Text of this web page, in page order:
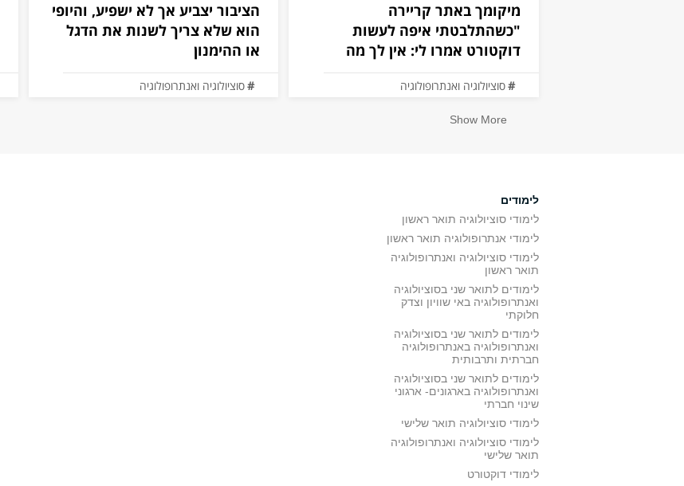
מיקומך באתר קריירה
"כשהתלבטתי איפה לעשות
דוקטורט אמרו לי: אין לך מה
לעשות
סוציולוגיה ואנתרופולוגיה
הציבור יצביע אך לא ישפיע, והיופי
הוא שלא צריך לשנות את הדגל
או ההימנון
סוציולוגיה ואנתרופולוגיה
Show More
לימודים
לימודי סוציולוגיה תואר ראשון
לימודי אנתרופולוגיה תואר ראשון
לימודי סוציולוגיה ואנתרופולוגיה
תואר ראשון
לימודים לתואר שני בסוציולוגיה
ואנתרופולוגיה באי שוויון וצדק
חלוקתי
לימודים לתואר שני בסוציולוגיה
ואנתרופולוגיה באנתרופולוגיה
חברתית ותרבותית
לימודים לתואר שני בסוציולוגיה
ואנתרופולוגיה בארגונים- ארגוני
שינוי חברתי
לימודי סוציולוגיה תואר שלישי
לימודי סוציולוגיה ואנתרופולוגיה
תואר שלישי
לימודי דוקטורט